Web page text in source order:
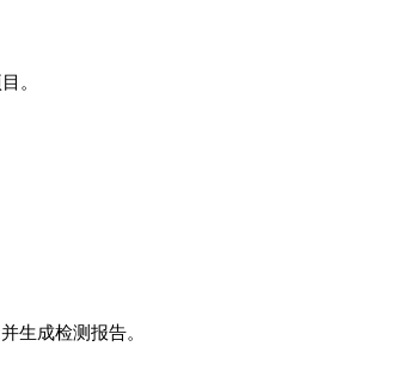
。
生成检测报告。